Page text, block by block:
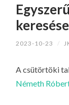
TARTALOMHOZ
keresése
2023-10-23 /
A csütörtöki
Németh